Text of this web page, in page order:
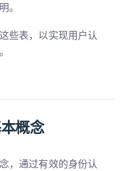
。
些表，以实现用户认
概念
，通过有效的身份认